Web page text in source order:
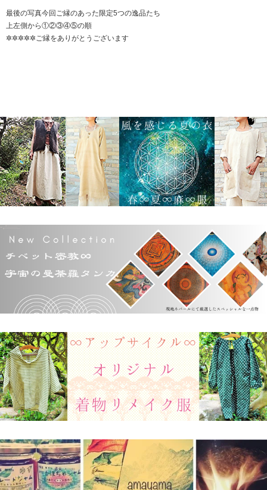
最後の写真今回ご縁のあった限定5つの逸品たち
上左側から①②③④⑤の順
✲✲✲✲✲ご縁をありがとうございます